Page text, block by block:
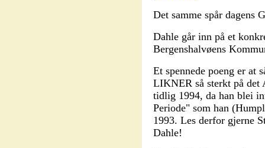
Det samme spår dagens
Dahle går inn på et
Bergenshalvøens
Et spennede poeng er at
LIKNER så sterkt på det
tidlig 1994, da han blei
Periode" som han
1993. Les derfor gjerne
Dahle!